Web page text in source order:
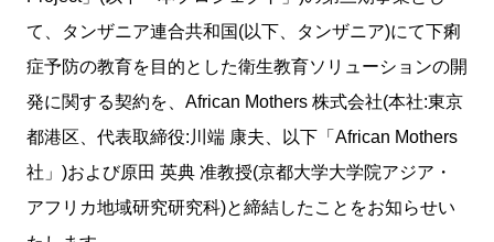
て、タンザニア連合共和国(以下、タンザニア)にて下痢
症予防の教育を目的とした衛生教育ソリューションの開
発に関する契約を、African Mothers 株式会社(本社:東京
都港区、代表取締役:川端 康夫、以下「African Mothers
社」)および原田 英典 准教授(京都大学大学院アジア・
アフリカ地域研究研究科)と締結したことをお知らせい